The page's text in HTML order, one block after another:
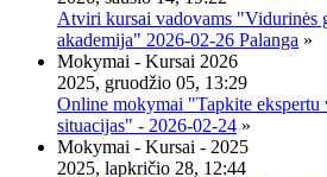
Atviri kursai vadovams "Vidurinės
akademija" 2026-02-26 Palanga »
Mokymai - Kursai 2026
2025, gruodžio 05, 13:29
Online mokymai "Tapkite ekspertu
situacijas" - 2026-02-24 »
Mokymai - Kursai - 2025
2025, lapkričio 28, 12:44